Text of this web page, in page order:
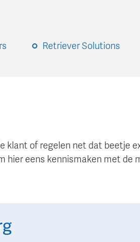
Retriever Solutions
klant of regelen net dat beetje
eens kennismaken met de